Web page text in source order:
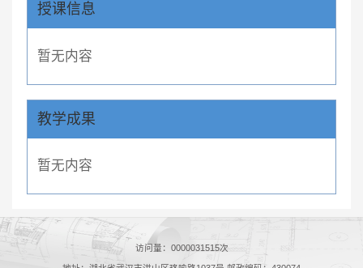
授课信息
暂无内容
教学成果
暂无内容
访问量： 0000031515次